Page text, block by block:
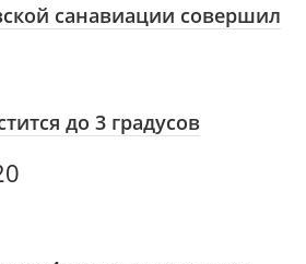
санавиации совершил
до 3 градусов